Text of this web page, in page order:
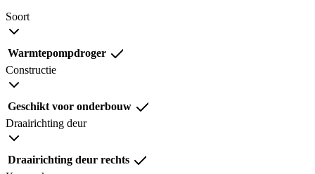
Soort
Warmtepompdroger
Constructie
Geschikt voor onderbouw
Draairichting deur
Draairichting deur rechts